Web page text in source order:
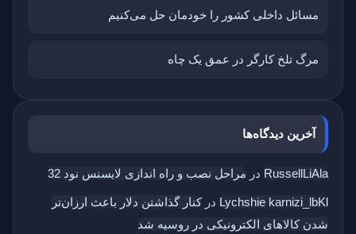
مسائل داخلی کشور را خودمان حل می‌کنیم
مرگ تلخ کارگر در عمق یک چاه
آخرین دیدگاه‌ها
RussellLiAla در مراحل نصب و راه اندازی لایسنس نود 32
Lychshie karnizi_lbKl درکنار گذاشتن دلار باعث ارزان‌تر
شدن کالاهای الکترونیکی در روسیه شد